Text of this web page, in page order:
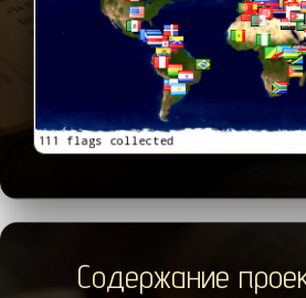
Содержание